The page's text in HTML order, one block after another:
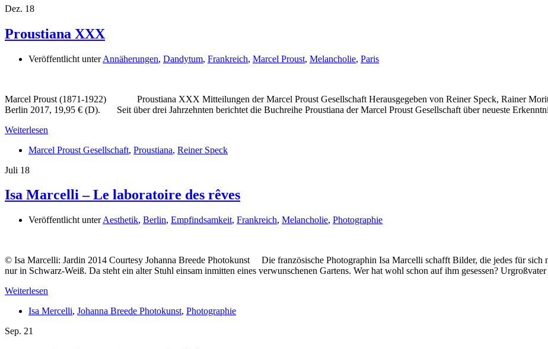
Dez. 18
Proustiana XXX
Veröffentlicht unterAnnäherungen, Dandytum, Frankreich, Marcel Proust, Melancholie, Paris
Marcel Proust (1871-1922) Proustiana XXX Mitteilungen der Marcel Proust Gesellschaft Herausgegeben von Reiner Speck, Rainer
Berlin 2017, 19,95 € (D). Seit über drei Jahrzehnten berichtet die Buchreihe Proustiana der Marcel Proust Gesellschaft über neueste
Weiterlesen
Marcel Proust Gesellschaft, Proustiana, Reiner Speck
Juli 18
Isa Marcelli – Le laboratoire des rêves
Veröffentlicht unterAesthetik, Berlin, Empfindsamkeit, Frankreich, Melancholie, Photographie
© Isa Marcelli: Jardin 2014 Courtesy Johanna Breede Photokunst Die französische Photographin Isa Marcelli schafft Bilder, die jedes für sich
nur in Schwarz-Weiß. Da steht ein alter Stuhl einsam inmitten eines verwunschenen Gartens. Wer hat wohl schon auf ihm gesessen?
Weiterlesen
Isa Mercelli, Johanna Breede Photokunst, Photographie
Sep. 21